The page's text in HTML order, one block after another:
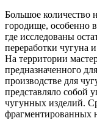
Большое количество
городище, особенно
где исследованы
переработки чугуна
На территории
предназначенного
производстве для
представляло собой
чугунных изделий.
фрагментированных